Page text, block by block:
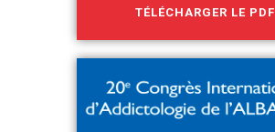
TÉLÉCHARGER LE PDF